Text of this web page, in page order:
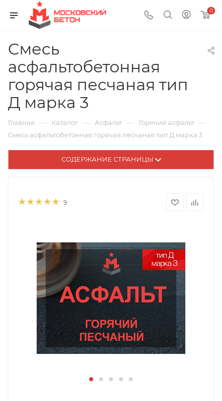
0
Смесь
асфальтобетонная
горячая песчаная тип
Д марка 3
Главная — Каталог — Асфальт — Горячий асфальт —
Смесь асфальтобетонная горячая песчаная тип Д марка 3
СОДЕРЖАНИЕ СТРАНИЦЫ
9